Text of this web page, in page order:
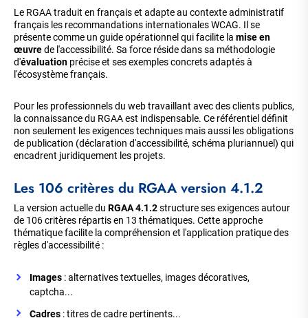
Le RGAA traduit en français et adapte au contexte administratif
français les recommandations internationales WCAG. Il se
présente comme un guide opérationnel qui facilite la mise en
œuvrede l'accessibilité. Sa force réside dans sa méthodologie
d'évaluation précise et ses exemples concrets adaptés à
l'écosystème français.
Pour les professionnels du web travaillant avec des clients publics,
la connaissance du RGAA est indispensable. Ce référentiel définit
non seulement les exigences techniques mais aussi les obligations
de publication (déclaration d'accessibilité, schéma pluriannuel) qui
encadrent juridiquement les projets.
Les 106 critères du RGAA version 4.1.2
La version actuelle du RGAA 4.1.2structure ses exigences autour
de 106 critères répartis en 13 thématiques. Cette approche
thématique facilite la compréhension et l'application pratique des
règles d'accessibilité :
Images : alternatives textuelles, images décoratives,
captcha...
Cadres : titres de cadre pertinents...